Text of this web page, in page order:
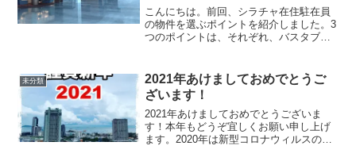
こんにちは。前回、シラチャ在住駐在員
の物件を選ぶポイントを紹介しました。3
つのポイントは、それぞれ、バスタブが
事、ということでしたね。上記のポイン
トから考えてみると...
未分類
2021年あけましておめでとうご
ざいます！
2021年あけましておめでとうございま
す！本年もどうぞ宜しくお願い申し上げ
ます。2020年は新型コロナウィルスの影